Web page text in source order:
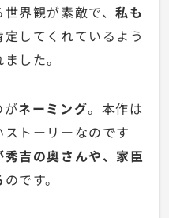
界観が素敵で、私も
定してくれているよう
した。
がネーミング。本作は
トーリーなのです
吉の奥さんや、家臣
のです。